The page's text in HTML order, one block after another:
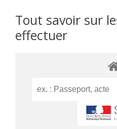
Tout savoir sur
effectuer